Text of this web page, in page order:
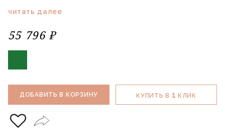
читать далее
55 796 ₽
ДОБАВИТЬ В КОРЗИНУ КУПИТЬ В 1 КЛИК